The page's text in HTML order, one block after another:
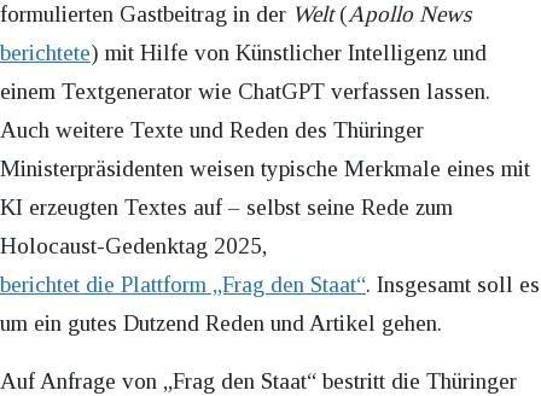
formulierten Gastbeitrag in der Welt(Apollo News
berichtete) mit Hilfe von Künstlicher Intelligenz und
einem Textgenerator wie ChatGPT verfassen lassen.
Auch weitere Texte und Reden des Thüringer
Ministerpräsidenten weisen typische Merkmale eines mit
KI erzeugten Textes auf – selbst seine Rede zum
Holocaust-Gedenktag 2025,
berichtet die Plattform „Frag den Staat“. Insgesamt soll es
um ein gutes Dutzend Reden und Artikel gehen.
Auf Anfrage von „Frag den Staat“ bestritt die Thüringer